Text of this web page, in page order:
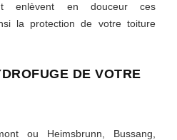
enlèvent en douceur ces
la protection de votre toiture
DE VOTRE
ou Heimsbrunn, Bussang,